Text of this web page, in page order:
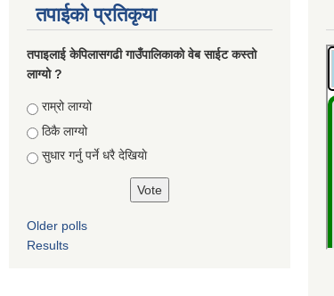
तपाईको प्रतिकृया
तपाइलाई केपिलासगढी गाउँपालिकाको वेब साईट कस्तो
लाग्यो ?
Choices
राम्रो लाग्यो
ठिकै लाग्यो
सुधार गर्नु पर्ने धरै देखियाे
Older polls
Results